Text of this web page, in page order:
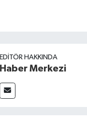
EDITÖR HAKKINDA
Haber Merkezi